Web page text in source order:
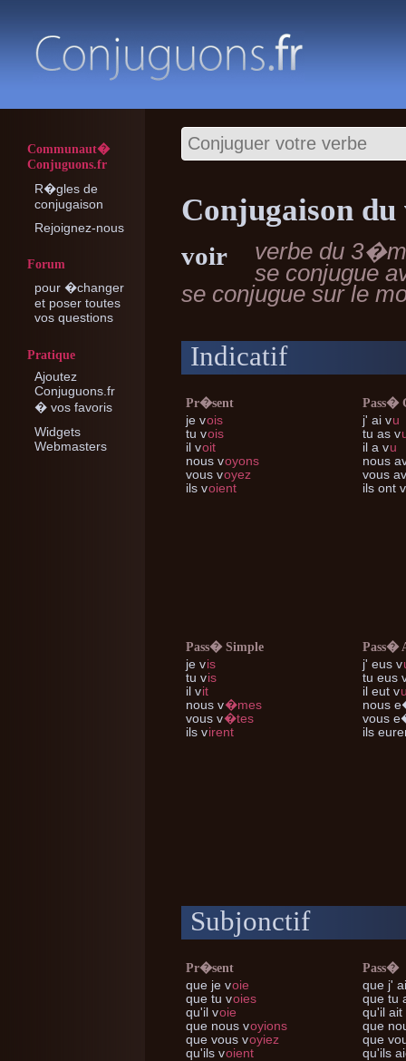
Communaut�
Conjuguons.fr
R�gles de
conjugaison
Rejoignez-nous
Forum
pour �changer
et poser toutes
vos questions
Pratique
Ajoutez
Conjuguons.fr
� vos favoris
Widgets
Webmasters
Conjugaison
voir
verbe du
se conjugue
se conjugue sur le
Indicatif
Pr�sent
je vois
tu vois
il voit
nous voyons
vous voyez
ils voient
Pass�
j' ai vu
tu as v
il a vu
nous
vous
ils ont v
Pass� Simple
je vis
tu vis
il vit
nous v�mes
vous v�tes
ils virent
Pass�
j' eus v
tu eus
il eut v
nous
vous
ils
Subjonctif
Pr�sent
que je voie
que tu voies
qu'il voie
que nous voyions
que vous voyiez
qu'ils voient
Pass�
que j'
que tu
qu'il ait
que
que
qu'ils